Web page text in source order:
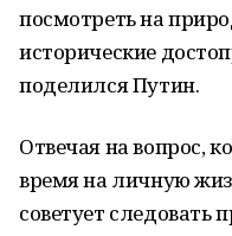
посмотреть на
исторические
поделился Путин.
Отвечая на вопрос,
время на личную
советует